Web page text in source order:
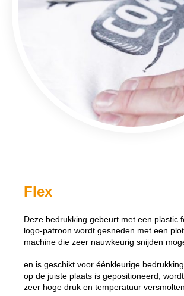
Flex
Deze bedrukking gebeurt met een plastic
logo-patroon wordt gesneden met een
machine die zeer nauwkeurig snijden
en is geschikt voor éénkleurige
op de juiste plaats is gepositioneerd,
zeer hoge druk en temperatuur versmolten